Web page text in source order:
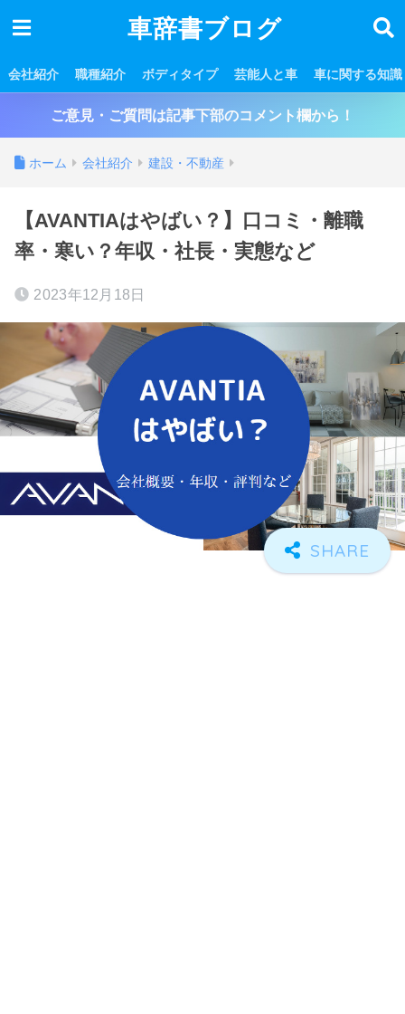
車辞書ブログ
会社紹介 職種紹介 ボディタイプ 芸能人と車 車に関する知識
ご意見・ご質問は記事下部のコメント欄から！
ホーム 会社紹介 建設・不動産
【AVANTIAはやばい？】口コミ・離職
率・寒い？年収・社長・実態など
2023年12月18日